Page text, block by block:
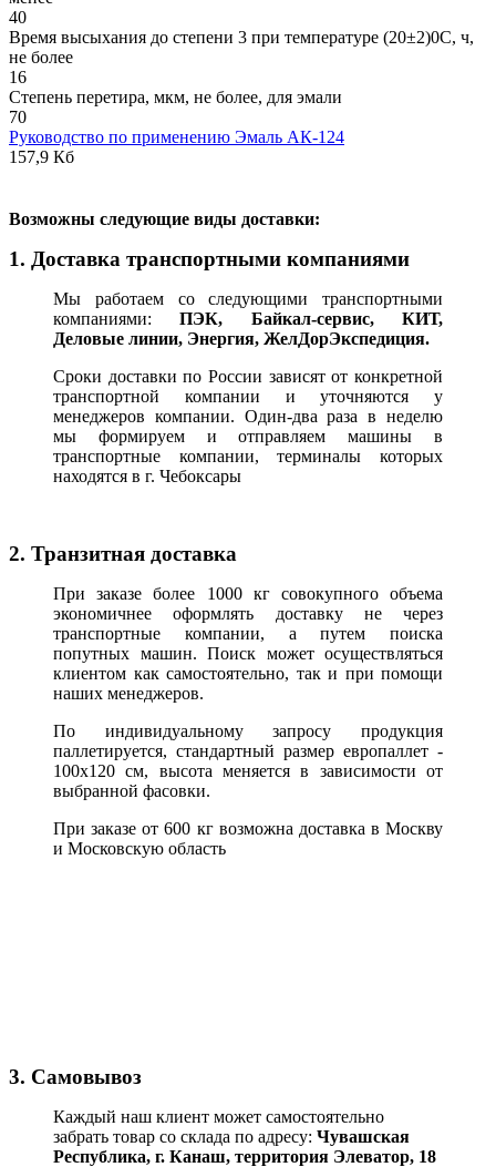
40
Время высыхания до степени 3 при температуре (20±2)0С, ч,
не более
16
Степень перетира, мкм, не более, для эмали
70
Руководство по применению Эмаль АК-124
157,9 Кб
Возможны следующие виды доставки:
1. Доставка транспортными компаниями
Мы работаем со следующими транспортными
компаниями:ПЭК, Байкал-сервис, КИТ,
Деловые линии, Энергия, ЖелДорЭкспедиция.
Сроки доставки по России зависят от конкретной
транспортной компании и уточняются у
менеджеров компании. Один-два раза в неделю
мы формируем и отправляем машины в
транспортные компании, терминалы которых
находятся в г. Чебоксары
2. Транзитная доставка
При заказе более 1000 кг совокупного объема
экономичнее оформлять доставку не через
транспортные компании, а путем поиска
попутных машин. Поиск может осуществляться
клиентом как самостоятельно, так и при помощи
наших менеджеров.
По индивидуальному запросу продукция
паллетируется, стандартный размер европаллет -
100х120 см, высота меняется в зависимости от
выбранной фасовки.
При заказе от 600 кг возможна доставка в Москву
и Московскую область
3. Самовывоз
Каждый наш клиент может самостоятельно
забрать товар со склада по адресу: Чувашская
Республика, г. Канаш, территория Элеватор, 18